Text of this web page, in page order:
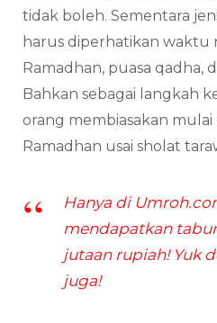
tidak boleh. Sementara
harus diperhatikan waktu
Ramadhan, puasa qadha,
Bahkan sebagai langkah
orang membiasakan
Ramadhan usai sholat
Hanya di
mendapatkan
jutaan rupiah! Yuk
juga!